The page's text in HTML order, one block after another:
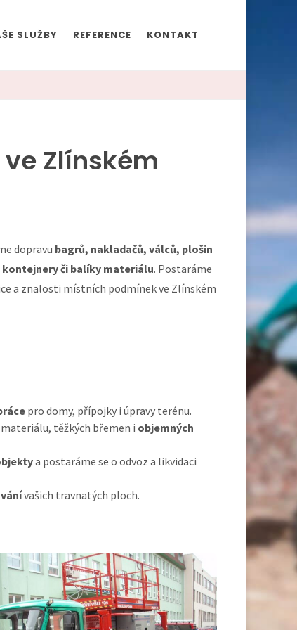
SLUŽBY REFERENCE KONTAKT
Zlínském
dopravu bagrů, nakladačů, válců, plošin
či balíky materiálu. Postaráme
a znalosti místních podmínek ve Zlínském
pro domy, přípojky i úpravy terénu.
těžkých břemen i objemných
a postaráme se o odvoz a likvidaci
vašich travnatých ploch.